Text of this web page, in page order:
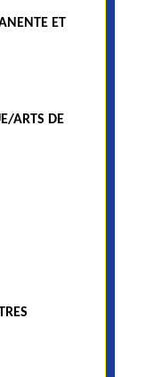
ET
ARTS DE